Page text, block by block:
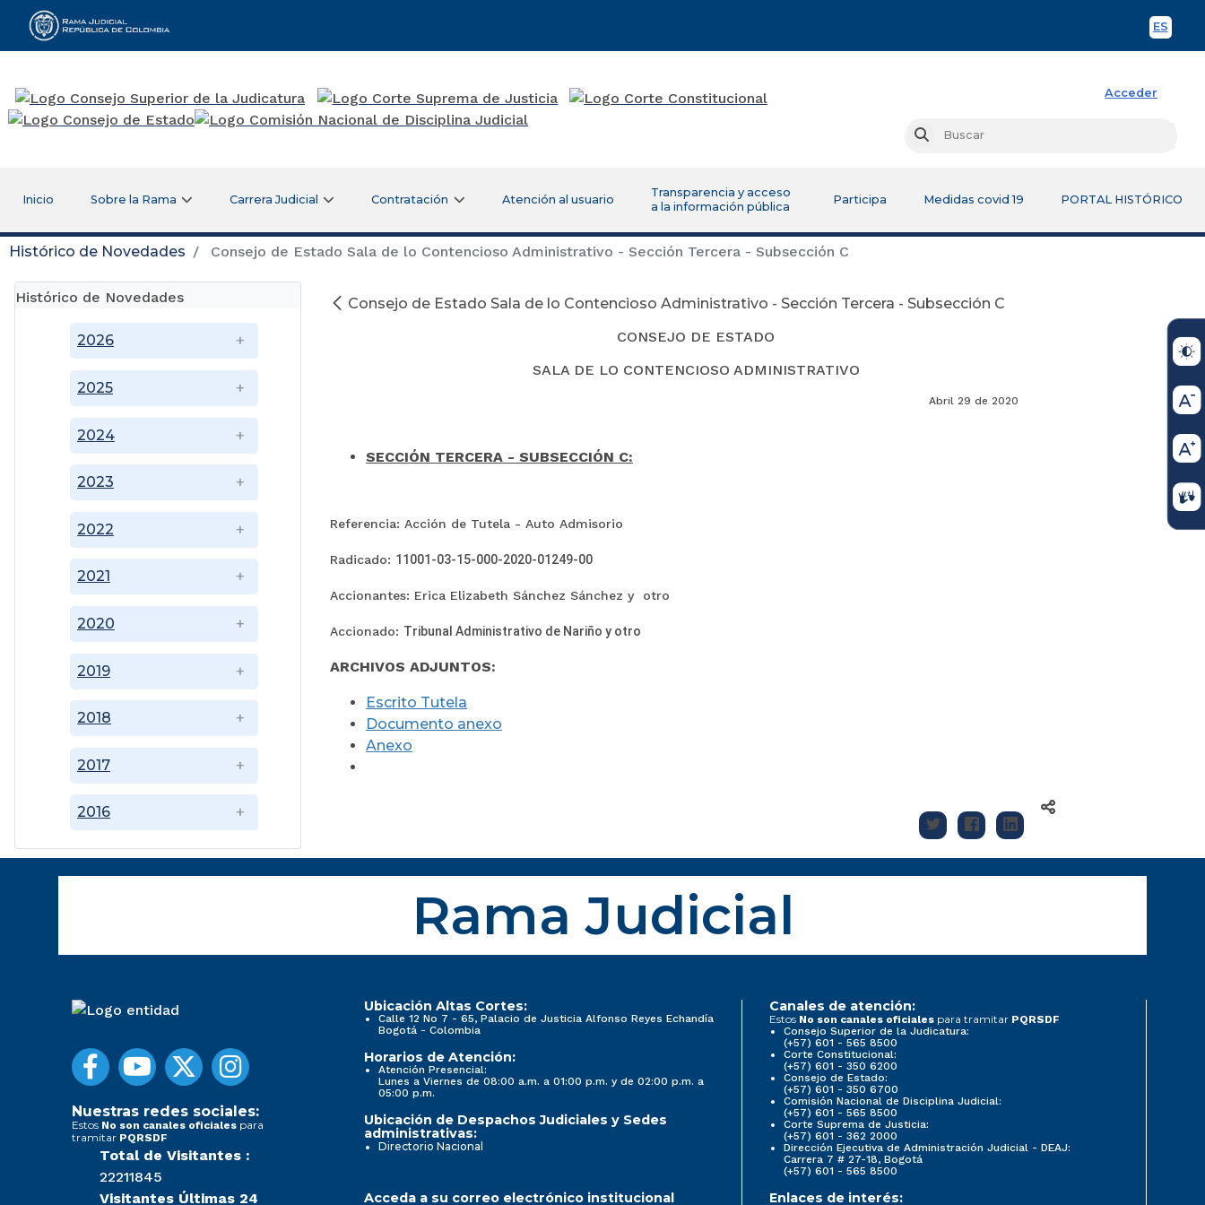
ES
Rama Judicial
Acceder
Buscar
Inicio Sobre la Rama Carrera Judicial Contratación Atención al usuario
Transparencia y acceso
a la información pública
Participa Medidas covid 19 PORTAL HISTÓRICO
Histórico de Novedades Consejo de Estado Sala de lo Contencioso Administrativo - Sección Tercera - Subsección C
Histórico de Novedades
2016
2017
2018
2019
2020
2021
2022
2023
2024
2025
2026
Consejo de Estado Sala de lo Contencioso Administrativo - Sección Tercera - Subsección C
CONSEJO DE ESTADO
SALA DE LO CONTENCIOSO ADMINISTRATIVO
Abril 29 de 2020
SECCIÓN TERCERA - SUBSECCIÓN C:
Referencia: Acción de Tutela - Auto Admisorio
Radicado: 11001-03-15-000-2020-01249-00
Accionantes: Erica Elizabeth Sánchez Sánchez y otro
Accionado: Tribunal Administrativo de Nariño y otro
ARCHIVOS ADJUNTOS:
Escrito Tutela
Documento anexo
Anexo
Rama Judicial
Nuestras redes sociales:
Estos No son canales oficiales para
tramitar PQRSDF
Total de Visitantes :
22211845
Visitantes Últimas 24
Ubicación Altas Cortes:
Calle 12 No 7 - 65, Palacio de Justicia Alfonso Reyes Echandía
Bogotá - Colombia
Horarios de Atención:
Atención Presencial:
Lunes a Viernes de 08:00 a.m. a 01:00 p.m. y de 02:00 p.m. a
05:00 p.m.
Ubicación de Despachos Judiciales y Sedes
administrativas:
Directorio Nacional
Canales de atención:
Estos No son canales oficiales para tramitar PQRSDF
Consejo Superior de la Judicatura:
(+57) 601 - 565 8500
Corte Constitucional:
(+57) 601 - 350 6200
Consejo de Estado:
(+57) 601 - 350 6700
Comisión Nacional de Disciplina Judicial:
(+57) 601 - 565 8500
Corte Suprema de Justicia:
(+57) 601 - 362 2000
Dirección Ejecutiva de Administración Judicial - DEAJ:
Carrera 7 # 27-18, Bogotá
(+57) 601 - 565 8500
Acceda a su correo electrónico institucional Enlaces de interés: